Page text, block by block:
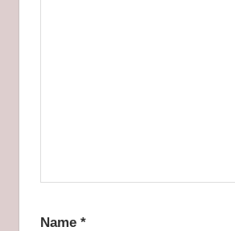
Name *